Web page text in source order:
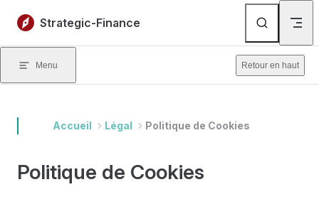
Skip to content
Strategic-Finance
Menu Retour en haut
Accueil Légal Politique de Cookies
Politique de Cookies